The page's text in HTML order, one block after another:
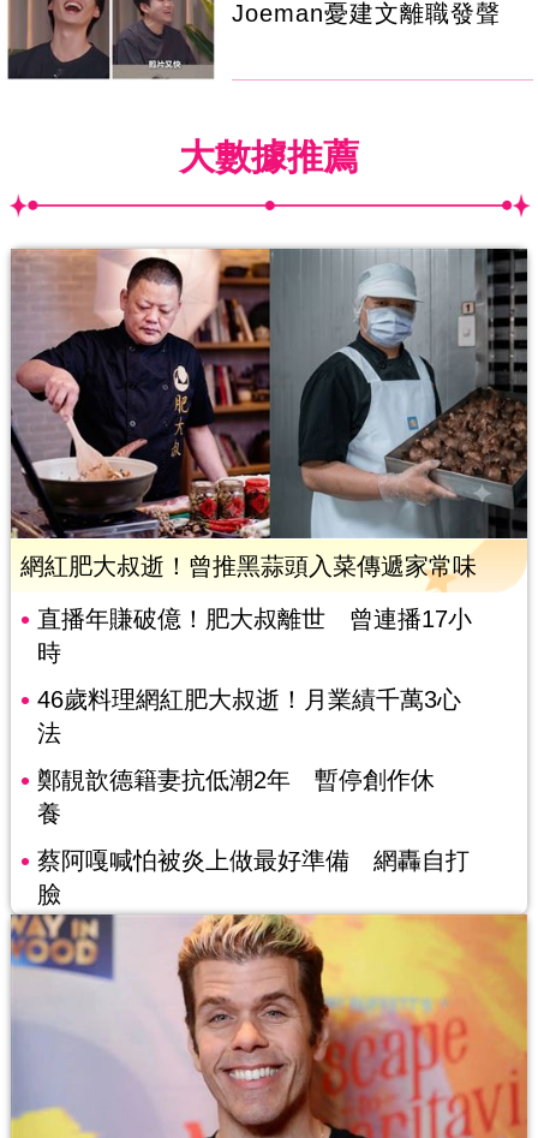
Joeman憂建文離職發聲
大數據推薦
網紅肥大叔逝！曾推黑蒜頭入菜傳遞家常味
直播年賺破億！肥大叔離世 曾連播17小
時
46歲料理網紅肥大叔逝！月業績千萬3心
法
鄭靚歆德籍妻抗低潮2年 暫停創作休
養
蔡阿嘎喊怕被炎上做最好準備 網轟自打
臉